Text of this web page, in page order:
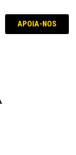
APOIA-NOS